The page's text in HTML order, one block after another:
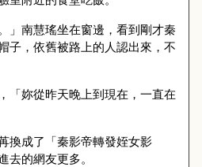
」南慧瑤坐在窗邊，看到剛才秦
子，依舊被路上的人認出來，不
「妳從昨天晚上到現在，一直在
換成了「秦影帝轉發姪女影
去的網友更多。